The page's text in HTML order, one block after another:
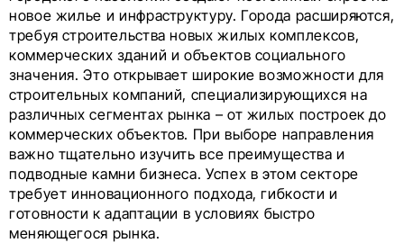
новое жилье и инфраструктуру. Города расширяются,
требуя строительства новых жилых комплексов,
коммерческих зданий и объектов социального
значения. Это открывает широкие возможности для
строительных компаний, специализирующихся на
различных сегментах рынка – от жилых построек до
коммерческих объектов. При выборе направления
важно тщательно изучить все преимущества и
подводные камни бизнеса. Успех в этом секторе
требует инновационного подхода, гибкости и
готовности к адаптации в условиях быстро
меняющегося рынка.